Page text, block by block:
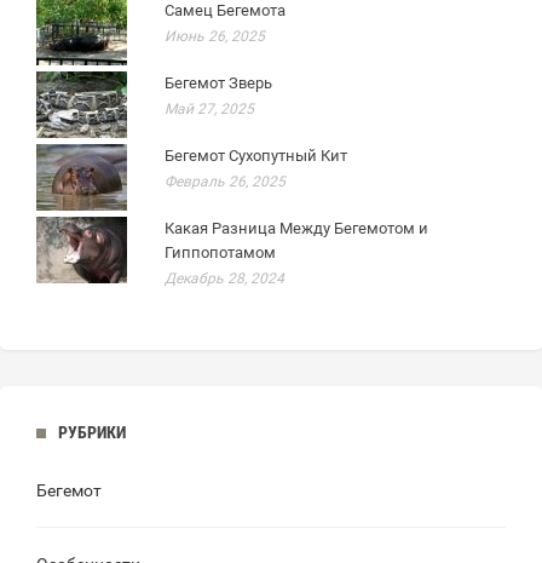
Самец Бегемота
Июнь 26, 2025
Бегемот Зверь
Май 27, 2025
Бегемот Сухопутный Кит
Февраль 26, 2025
Какая Разница Между Бегемотом и
Гиппопотамом
Декабрь 28, 2024
РУБРИКИ
Бегемот